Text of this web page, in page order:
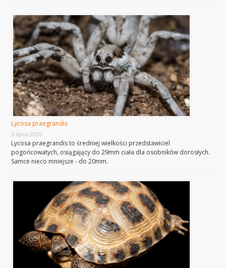
Lycosa praegrandis
3 lipca 2026
Lycosa praegrandis to średniej wielkości przedstawiciel
pogońcowatych, osiągający do 29mm ciała dla osobników dorosłych.
Samce nieco mniejsze - do 20mm.